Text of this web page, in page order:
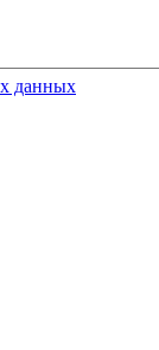
данных